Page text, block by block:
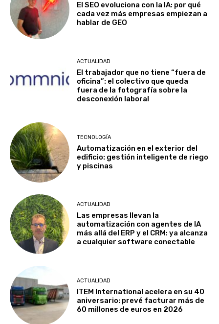
El SEO evoluciona con la IA: por qué
cada vez más empresas empiezan a
hablar de GEO
ACTUALIDAD
El trabajador que no tiene “fuera de
oficina”: el colectivo que queda
fuera de la fotografía sobre la
desconexión laboral
TECNOLOGÍA
Automatización en el exterior del
edificio: gestión inteligente de riego
y piscinas
ACTUALIDAD
Las empresas llevan la
automatización con agentes de IA
más allá del ERP y el CRM: ya alcanza
a cualquier software conectable
ACTUALIDAD
ITEM International acelera en su 40
aniversario: prevé facturar más de
60 millones de euros en 2026